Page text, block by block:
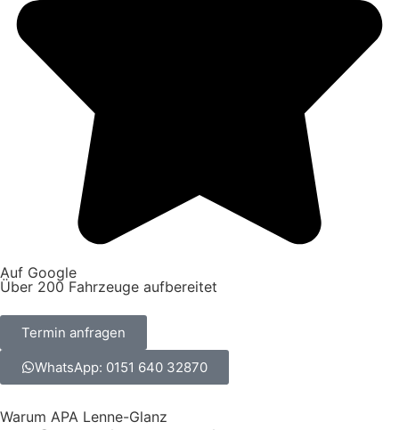
Auf Google
Über 200 Fahrzeuge aufbereitet
Termin anfragen
WhatsApp: 0151 640 32870
Warum APA Lenne-Glanz